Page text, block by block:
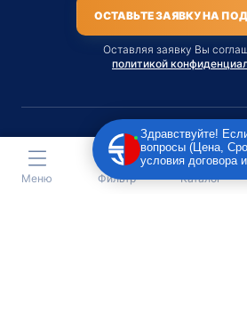
ОСТАВЬТЕ ЗАЯВКУ НА
Оставляя заявку Вы
политикой
Материалы данного сайта
только на услугу сопровождения
транспортного средства
Меню Фильтр Каталог
Здравствуйте!
вопросы (Цена,
условия договора
задать их мне в